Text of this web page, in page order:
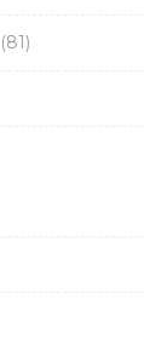
(81)